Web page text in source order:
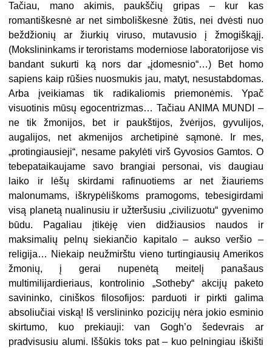
Tačiau, mano akimis, paukščių gripas – kur kas
romantiškesnė ar net simboliškesnė žūtis, nei dvėsti nuo
beždžionių ar žiurkių viruso, mutavusio į žmogiškąjį.
(Mokslininkams ir teroristams moderniose laboratorijose vis
bandant sukurti ką nors dar „įdomesnio“…) Bet homo
sapiens kaip rūšies nuosmukis jau, matyt, nesustabdomas.
Arba įveikiamas tik radikaliomis priemonėmis. Ypač
visuotinis mūsų egocentrizmas… Tačiau ANIMA MUNDI –
ne tik žmonijos, bet ir paukštijos, žvėrijos, gyvulijos,
augalijos, net akmenijos archetipinė sąmonė. Ir mes,
„protingiausieji“, nesame pakylėti virš Gyvosios Gamtos. O
tebepataikaujame savo brangiai personai, vis daugiau
laiko ir lėšų skirdami rafinuotiems ar net žiauriems
malonumams, iškrypėliškoms pramogoms, tebesigirdami
visą planetą nualinusiu ir užteršusiu „civilizuotu“ gyvenimo
būdu. Pagaliau įtikėję vien didžiausios naudos ir
maksimalių pelnų siekiančio kapitalo – aukso veršio –
religija… Niekaip neužmirštu vieno turtingiausių Amerikos
žmonių, į gerai nupenėtą meitelį panašaus
multimilijardieriaus, kontrolinio „Sotheby“ akcijų paketo
savininko, ciniškos filosofijos: parduoti ir pirkti galima
absoliučiai viską! Iš verslininko pozicijų nėra jokio esminio
skirtumo, kuo prekiauji: van Gogh’o šedevrais ar
pradvisusiu alumi. Iššūkis toks pat – kuo pelningiau iškišti